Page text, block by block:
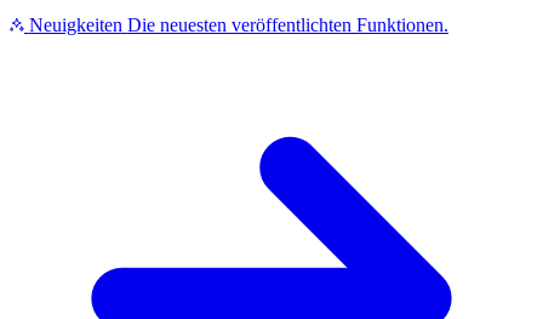
Neuigkeiten Die neuesten veröffentlichten Funktionen.